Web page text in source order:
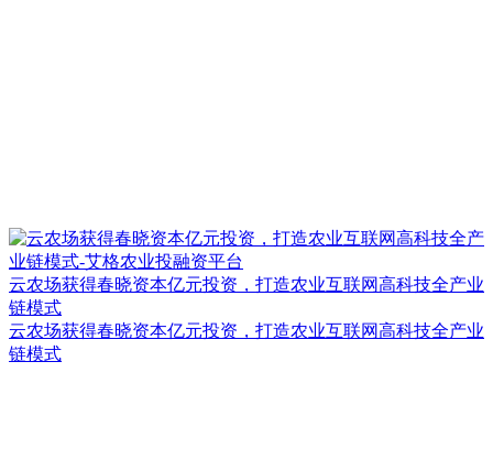
云农场获得春晓资本亿元投资，打造农业互联网高科技全产业
链模式
云农场获得春晓资本亿元投资，打造农业互联网高科技全产业
链模式